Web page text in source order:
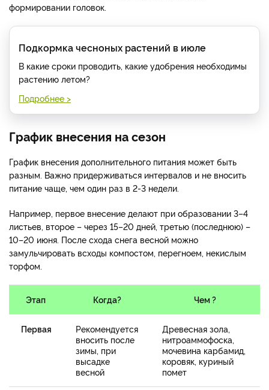
формировании головок.
Подкормка чесноных растений в июле
В какие сроки проводить, какие удобрения необходимы
растению летом?
Подробнее >
График внесения на сезон
График внесения дополнительного питания может быть
разным. Важно придерживаться интервалов и не вносить
питание чаще, чем один раз в 2-3 недели.
Например, первое внесение делают при образовании 3–4
листьев, второе – через 15–20 дней, третью (последнюю) –
10–20 июня. После схода снега весной можно
замульчировать всходы компостом, перегноем, некислым
торфом.
Этап Когда? Чем ?
Первая
Рекомендуется
вносить после
зимы, при
высадке
весной
Древесная зола,
нитроаммофоска,
мочевина карбамид,
коровяк, куриный
помет